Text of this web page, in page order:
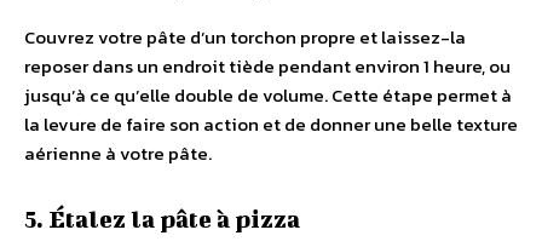
Couvrez votre pâte d’un torchon propre et laissez-la
reposer dans un endroit tiède pendant environ 1 heure, ou
jusqu’à ce qu’elle double de volume. Cette étape permet à
la levure de faire son action et de donner une belle texture
aérienne à votre pâte.
5. Étalez la pâte à pizza